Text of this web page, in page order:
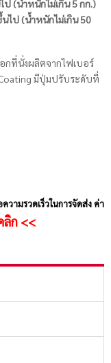
ป (น้ำหนักไม่เกิน 5 กก.)
ไป (น้ำหนักไม่เกิน 50
อกที่นั่งผลิตจากไฟเบอร์
มีปุ่มปรับระดับที่
วามรวดเร็วในการจัดส่ง ค่า
ลิก <<